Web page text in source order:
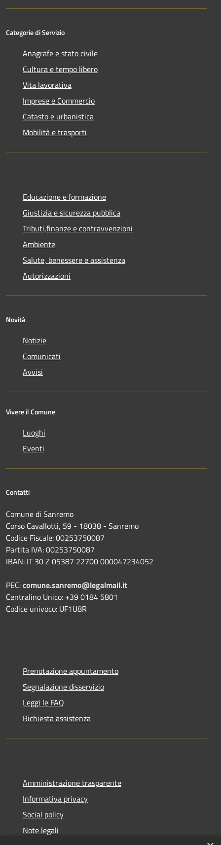
Categorie di Servizio
Anagrafe e stato civile
Cultura e tempo libero
Vita lavorativa
Imprese e Commercio
Catasto e urbanistica
Mobilità e trasporti
Educazione e formazione
Giustizia e sicurezza pubblica
Tributi,finanze e contravvenzioni
Ambiente
Salute, benessere e assistenza
Autorizzazioni
Novità
Notizie
Comunicati
Avvisi
Vivere il Comune
Luoghi
Eventi
Contatti
Comune di Sanremo
Corso Cavallotti, 59 - 18038 - Sanremo
Codice Fiscale: 00253750087
Partita IVA: 00253750087
IBAN: IT 30 Z 05387 22700 000047234052
PEC:comune.sanremo@legalmail.it
Centralino Unico: +39 0184 5801
Codice univoco: UF1U8R
Prenotazione appuntamento
Segnalazione disservizio
Leggi le FAQ
Richiesta assistenza
Amministrazione trasparente
Informativa privacy
Social policy
Note legali